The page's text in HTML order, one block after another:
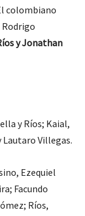
colombiano
Rodrigo
y Jonathan
y Ríos; Kaial,
Lautaro Villegas.
Ezequiel
Facundo
Ríos,